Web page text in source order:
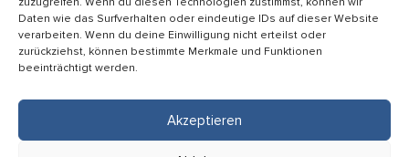
Daten wie das Surfverhalten oder eindeutige IDs auf dieser Website
verarbeiten. Wenn du deine Einwilligung nicht erteilst oder
zurückziehst, können bestimmte Merkmale und Funktionen
beeinträchtigt werden.
Akzeptieren
Stellenausschreibungen
Rechtliches
Informiert bleiben